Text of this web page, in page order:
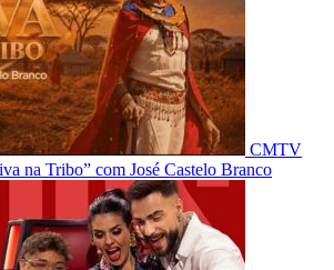
CMTV
na Tribo” com José Castelo Branco